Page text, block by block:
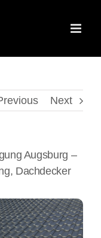
Next
Augsburg –
Dachdecker